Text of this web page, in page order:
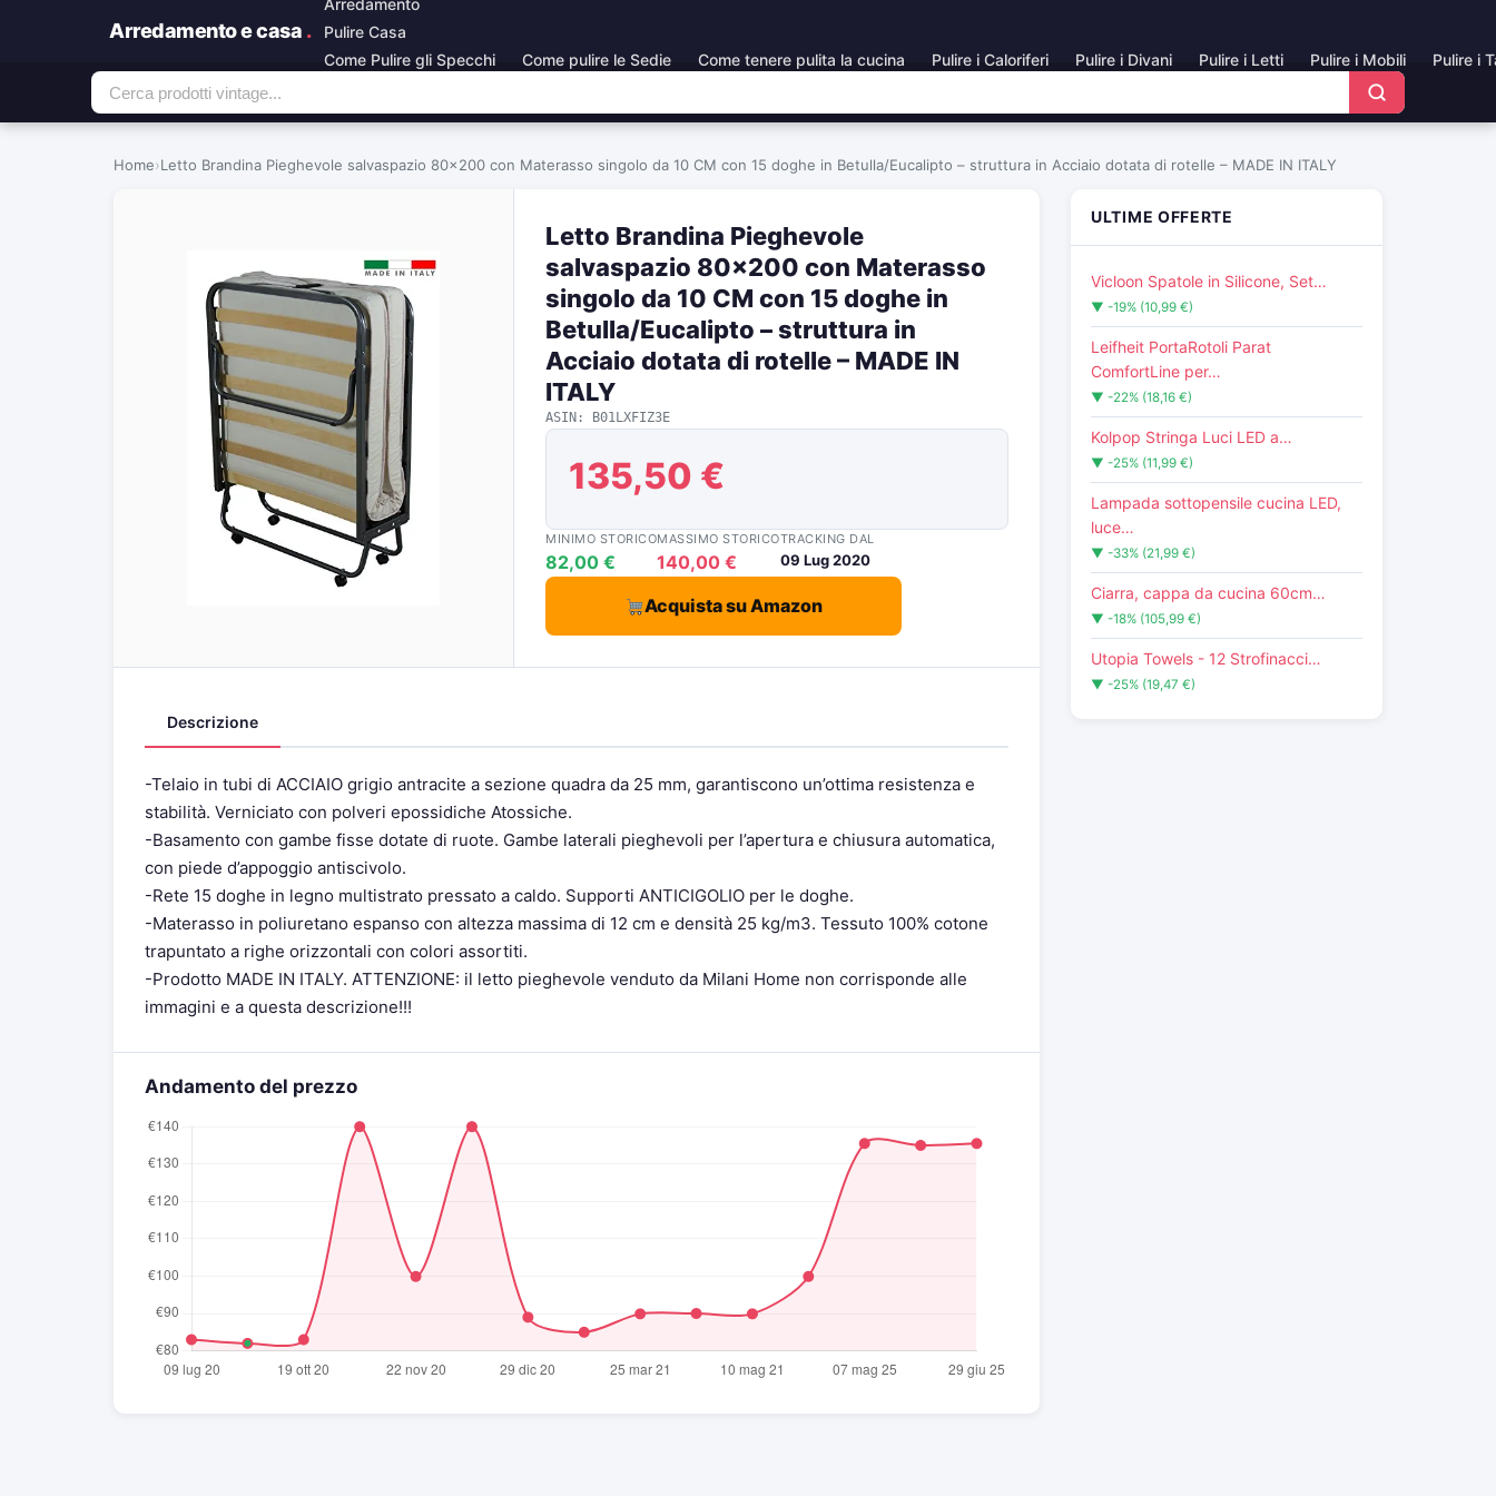
Arredamento e casa .
Pulire Casa
Come Pulire gli Specchi
Come pulire le Sedie Come tenere pulita la cucina Pulire i Caloriferi Pulire i Divani Pulire i Letti Pulire i Mobili Pulire i
Home›Letto Brandina Pieghevole salvaspazio 80×200 con Materasso singolo da 10 CM con 15 doghe in Betulla/Eucalipto – struttura in Acciaio dotata di rotelle – MADE IN ITALY
Letto Brandina Pieghevole
salvaspazio 80×200 con Materasso
singolo da 10 CM con 15 doghe in
Betulla/Eucalipto – struttura in
Acciaio dotata di rotelle – MADE IN
ITALY
ASIN: B01LXFIZ3E
135,50 €
MINIMO STORICO
82,00 €
MASSIMO STORICO
140,00 €
TRACKING DAL
09 Lug 2020
Acquista su Amazon
Descrizione
-Telaio in tubi di ACCIAIO grigio antracite a sezione quadra da 25 mm, garantiscono un’ottima resistenza e
stabilità. Verniciato con polveri epossidiche Atossiche.
-Basamento con gambe fisse dotate di ruote. Gambe laterali pieghevoli per l’apertura e chiusura automatica,
con piede d’appoggio antiscivolo.
-Rete 15 doghe in legno multistrato pressato a caldo. Supporti ANTICIGOLIO per le doghe.
-Materasso in poliuretano espanso con altezza massima di 12 cm e densità 25 kg/m3. Tessuto 100% cotone
trapuntato a righe orizzontali con colori assortiti.
-Prodotto MADE IN ITALY. ATTENZIONE: il letto pieghevole venduto da Milani Home non corrisponde alle
immagini e a questa descrizione!!!
Andamento del prezzo
ULTIME OFFERTE
Vicloon Spatole in Silicone, Set…
▼ -19% (10,99 €)
Leifheit PortaRotoli Parat
ComfortLine per…
▼ -22% (18,16 €)
Kolpop Stringa Luci LED a…
▼ -25% (11,99 €)
Lampada sottopensile cucina LED,
luce…
▼ -33% (21,99 €)
Ciarra, cappa da cucina 60cm…
▼ -18% (105,99 €)
Utopia Towels - 12 Strofinacci…
▼ -25% (19,47 €)